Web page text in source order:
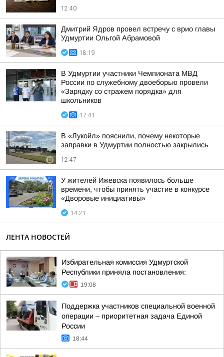
12:40
Дмитрий Ядров провел встречу с врио главы
Удмуртии Ольгой Абрамовой
18:19
В Удмуртии участники Чемпионата МВД
России по служебному двоеборью провели
«Зарядку со стражем порядка» для
школьников
17:41
В «Лукойл» пояснили, почему некоторые
заправки в Удмуртии полностью закрылись
12:47
У жителей Ижевска появилось больше
времени, чтобы принять участие в конкурсе
«Дворовые инициативы»
14:21
ЛЕНТА НОВОСТЕЙ
Избирательная комиссия Удмуртской
Республики приняла постановления:
19:08
Поддержка участников специальной военной
операции – приоритетная задача Единой
России
18:44